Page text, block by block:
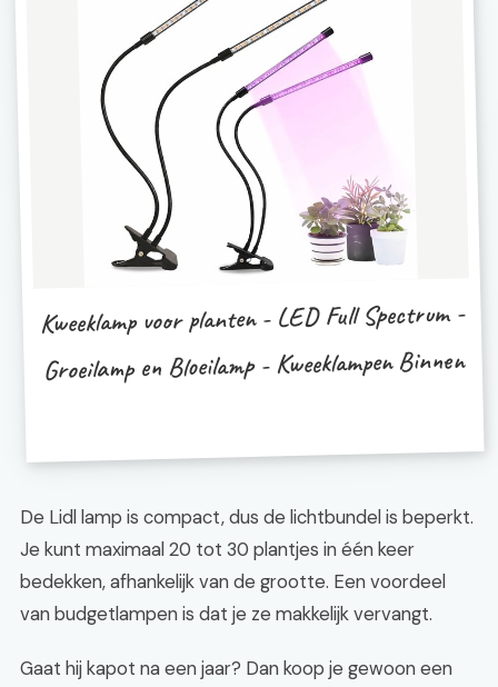
Kweeklamp voor planten - LED Full Spectrum -
Groeilamp en Bloeilamp - Kweeklampen Binnen
De Lidl lamp is compact, dus de lichtbundel is beperkt.
Je kunt maximaal 20 tot 30 plantjes in één keer
bedekken, afhankelijk van de grootte. Een voordeel
van budgetlampen is dat je ze makkelijk vervangt.
Gaat hij kapot na een jaar? Dan koop je gewoon een